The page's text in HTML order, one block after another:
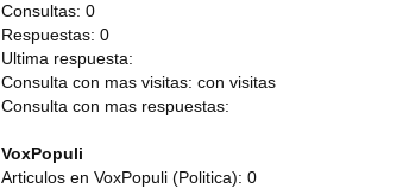
Consultas: 0
Respuestas: 0
Ultima respuesta:
Consulta con mas visitas: con visitas
Consulta con mas respuestas:
VoxPopuli
Articulos en VoxPopuli (Politica): 0